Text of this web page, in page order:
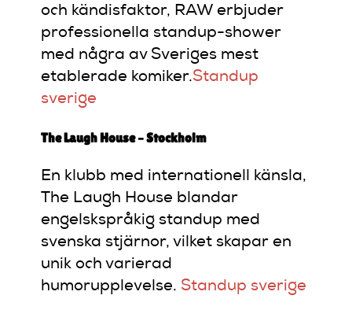
och kändisfaktor, RAW erbjuder
professionella standup-shower
med några av Sveriges mest
etablerade komiker.Standup
sverige
The Laugh House – Stockholm
En klubb med internationell känsla,
The Laugh House blandar
engelskspråkig standup med
svenska stjärnor, vilket skapar en
unik och varierad
humorupplevelse. Standup sverige